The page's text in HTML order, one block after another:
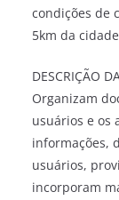
condições de
5km da
DESCRIÇÃO
Organizam
usuários e os
informações,
usuários,
incorporam